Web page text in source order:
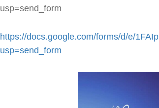
usp=send_form
https://docs.google.com/forms/d/e/
usp=send_form